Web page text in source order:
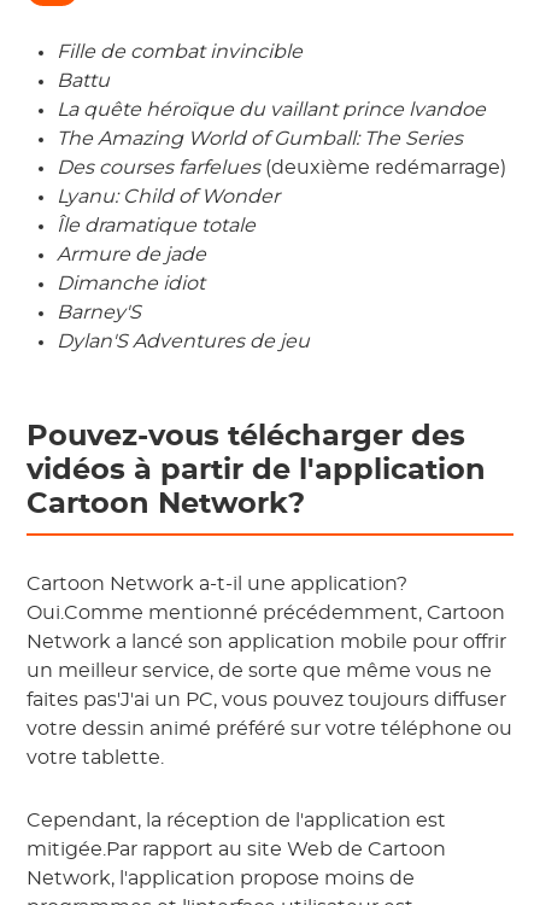
Fille de combat invincible
Battu
La quête héroïque du vaillant prince lvandoe
The Amazing World of Gumball: The Series
Des courses farfelues (deuxième redémarrage)
Lyanu: Child of Wonder
Île dramatique totale
Armure de jade
Dimanche idiot
Barney'S
Dylan'S Adventures de jeu
Pouvez-vous télécharger des
vidéos à partir de l'application
Cartoon Network?
Cartoon Network a-t-il une application?
Oui.Comme mentionné précédemment, Cartoon
Network a lancé son application mobile pour offrir
un meilleur service, de sorte que même vous ne
faites pas'J'ai un PC, vous pouvez toujours diffuser
votre dessin animé préféré sur votre téléphone ou
votre tablette.
Cependant, la réception de l'application est
mitigée.Par rapport au site Web de Cartoon
Network, l'application propose moins de